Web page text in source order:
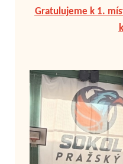
Gratulujeme k 1.